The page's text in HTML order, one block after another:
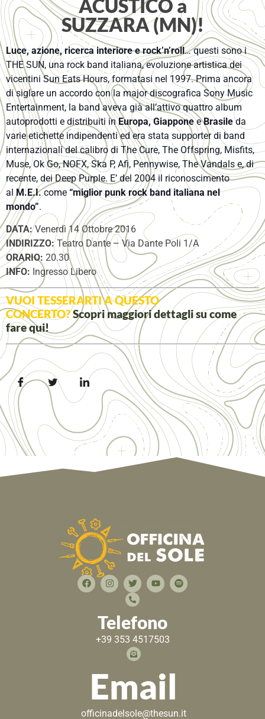
ACUSTICO a
SUZZARA (MN)!
Luce, azione, ricerca interiore e rock’n’roll… questi sono i
THE SUN, una rock band italiana, evoluzione artistica dei
vicentini Sun Eats Hours, formatasi nel 1997. Prima ancora
di siglare un accordo con la major discografica Sony Music
Entertainment, la band aveva già all’attivo quattro album
autoprodotti e distribuiti inEuropa, GiapponeeBrasileda
varie etichette indipendenti ed era stata supporter di band
internazionali del calibro di The Cure, The Offspring, Misfits,
Muse, Ok Go, NOFX, Ska P, Afi, Pennywise, The Vandals e, di
recente, dei Deep Purple. E’ del 2004 il riconoscimento
al M.E.I.come “miglior punk rock band italiana nel
mondo”.
DATA:Venerdì 14 Ottobre 2016
INDIRIZZO:Teatro Dante – Via Dante Poli 1/A
ORARIO: 20.30
INFO: Ingresso Libero
VUOI TESSERARTI A QUESTO
CONCERTO?Scopri maggiori dettagli su come
farequi!
Telefono
+39 353 4517503
Email
officinadelsole@thesun.it